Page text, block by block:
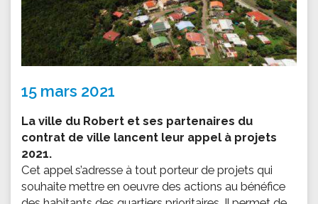
15 mars 2021
La ville du Robert et ses partenaires du
contrat de ville lancent leur appel à projets
2021.
Cet appel s’adresse à tout porteur de projets qui
souhaite mettre en oeuvre des actions au bénéfice